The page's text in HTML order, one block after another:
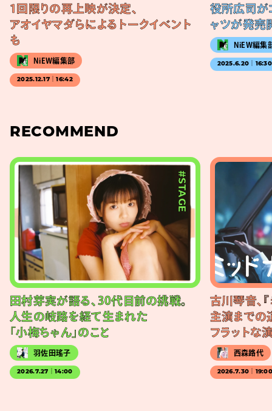
1回限りの再上映が決定、
アオイヤマダらによるトークイベント
も
NiEW編集部
2025.12.17｜16:42
役所広司が
ャツが発売
NiEW編集
2025.6.20｜16:30
RECOMMEND
#STAGE
田村芽実が語る、30代目前の挑戦。
人生の岐路を経て生まれた
「小梅ちゃん」のこと
羽佐田瑤子
2026.7.27｜14:00
古川琴音、
主演までの
フラットな
西森路代
2026.7.30｜